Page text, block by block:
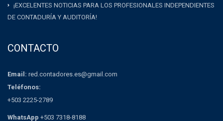
¡EXCELENTES NOTICIAS PARA LOS PROFESIONALES INDEPENDIENTES
DE CONTADURÍA Y AUDITORÍA!
CONTACTO
Email: red.contadores.es@gmail.com
Teléfonos:
+503 2225-2789
WhatsApp +503 7318-8188